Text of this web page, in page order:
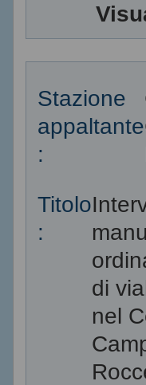
Stazione
appaltante
:
Titolo
:
di
nel